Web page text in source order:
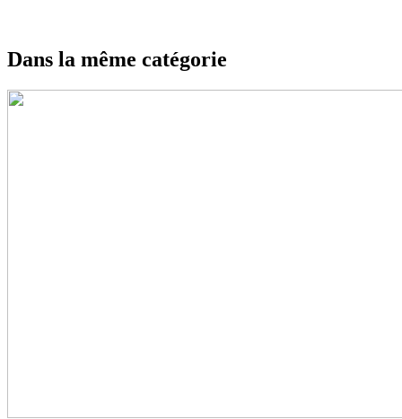
Dans la même catégorie